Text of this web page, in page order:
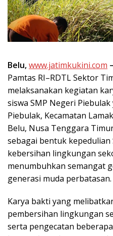
Belu,www.jatimkukini.com –
Pamtas RI–RDTL Sektor
melaksanakan kegiatan
siswa SMP Negeri
Piebulak, Kecamatan
Belu, Nusa Tenggara
sebagai bentuk kepedulian
kebersihan lingkungan
menumbuhkan semangat
generasi muda perbatasan.
Karya bakti yang
pembersihan lingkungan
serta pengecatan